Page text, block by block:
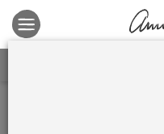
Es gelten die allgemeinen
hierfür weitere